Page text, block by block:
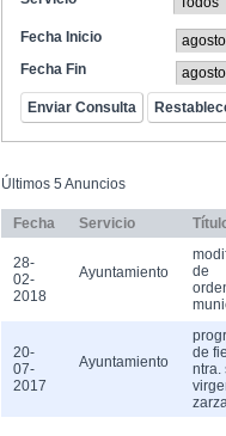
Fecha Inicio
Fecha Fin
Últimos 5 Anuncios
Fecha Servicio
28-
02-
2018
Ayuntamiento
de
20-
07-
2017
Ayuntamiento
de
ntra.